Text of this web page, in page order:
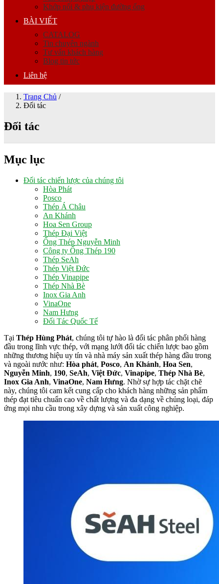
Khớp nối & phụ kiện đường ống
BÀI VIẾT
CATALOG
Tin chuyên ngành
Tư vấn khách hàng
Blog tin tức
Liên hệ
Trang Chủ /
Đối tác
Đối tác
Mục lục
Đối tác chiến lược của chúng tôi
Hòa Phát
Posco
Thép Á Châu
An Khánh
Hoa Sen Group
Thép Đại Việt
Ống Thép Nguyễn Minh
Công ty Ống Thép 190
Thép SeAh
Thép Việt Đức
Thép Vinapipe
Thép Nhà Bè
Inox Gia Anh
VinaOne
Nam Hưng
Đối Tác Quốc Tế
Tại Thép Hùng Phát, chúng tôi tự hào là đối tác phân phối hàng
đầu trong lĩnh vực thép, với mạng lưới đối tác chiến lược bao gồm
những thương hiệu uy tín và nhà máy sản xuất thép hàng đầu trong
và ngoài nước như: Hòa phát, Posco, An Khánh, Hoa Sen,
Nguyễn Minh, 190, SeAh, Việt Đức, Vinapipe, Thép Nhà Bè,
Inox Gia Anh, VinaOne, Nam Hưng. Nhờ sự hợp tác chặt chẽ
này, chúng tôi cam kết cung cấp cho khách hàng những sản phẩm
thép đạt tiêu chuẩn cao về chất lượng và đa dạng về chủng loại, đáp
ứng mọi nhu cầu trong xây dựng và sản xuất công nghiệp.